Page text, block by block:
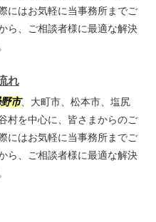
にはお気軽に当事務所までご
ら、ご相談者様に最適な解決
れ
市、大町市、松本市、塩尻
村を中心に、皆さまからのご
にはお気軽に当事務所までご
ら、ご相談者様に最適な解決